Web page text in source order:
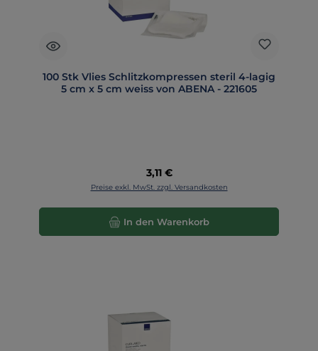
100 Stk Vlies Schlitzkompressen steril 4-lagig
5 cm x 5 cm weiss von ABENA - 221605
Regulärer Preis:
3,11 €
Preise exkl. MwSt. zzgl. Versandkosten
In den Warenkorb